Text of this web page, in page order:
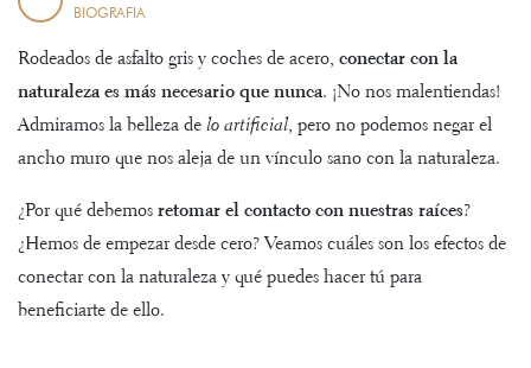
BIOGRAFIA
Rodeados de asfalto gris y coches de acero, conectar con la
naturaleza es más necesario que nunca. ¡No nos malentiendas!
Admiramos la belleza de lo artificial, pero no podemos negar el
ancho muro que nos aleja de un vínculo sano con la naturaleza.
¿Por qué debemos retomar el contacto con nuestras raíces?
¿Hemos de empezar desde cero? Veamos cuáles son los efectos de
conectar con la naturaleza y qué puedes hacer tú para
beneficiarte de ello.